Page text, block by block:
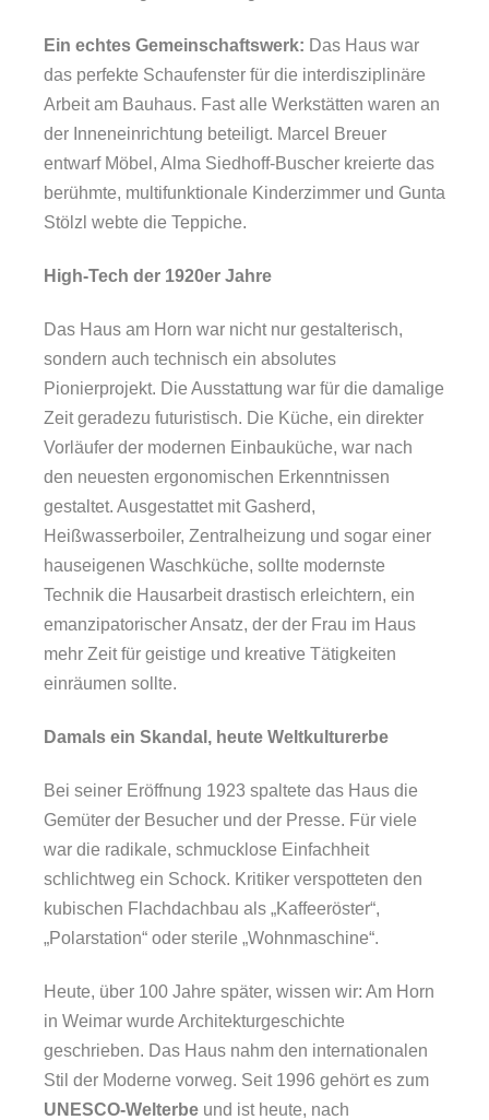
Ein echtes Gemeinschaftswerk: Das Haus war
das perfekte Schaufenster für die interdisziplinäre
Arbeit am Bauhaus. Fast alle Werkstätten waren an
der Inneneinrichtung beteiligt. Marcel Breuer
entwarf Möbel, Alma Siedhoff-Buscher kreierte das
berühmte, multifunktionale Kinderzimmer und Gunta
Stölzl webte die Teppiche.
High-Tech der 1920er Jahre
Das Haus am Horn war nicht nur gestalterisch,
sondern auch technisch ein absolutes
Pionierprojekt. Die Ausstattung war für die damalige
Zeit geradezu futuristisch. Die Küche, ein direkter
Vorläufer der modernen Einbauküche, war nach
den neuesten ergonomischen Erkenntnissen
gestaltet. Ausgestattet mit Gasherd,
Heißwasserboiler, Zentralheizung und sogar einer
hauseigenen Waschküche, sollte modernste
Technik die Hausarbeit drastisch erleichtern, ein
emanzipatorischer Ansatz, der der Frau im Haus
mehr Zeit für geistige und kreative Tätigkeiten
einräumen sollte.
Damals ein Skandal, heute Weltkulturerbe
Bei seiner Eröffnung 1923 spaltete das Haus die
Gemüter der Besucher und der Presse. Für viele
war die radikale, schmucklose Einfachheit
schlichtweg ein Schock. Kritiker verspotteten den
kubischen Flachdachbau als „Kaffeeröster“,
„Polarstation“ oder sterile „Wohnmaschine“.
Heute, über 100 Jahre später, wissen wir: Am Horn
in Weimar wurde Architekturgeschichte
geschrieben. Das Haus nahm den internationalen
Stil der Moderne vorweg. Seit 1996 gehört es zum
UNESCO-Welterbe und ist heute, nach